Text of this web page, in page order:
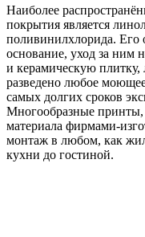
Наиболее
покрытия является
поливинилхлорида. Его
основание, уход за ним
и керамическую плитку,
разведено любое
самых долгих сроков
Многообразные принты,
материала фирмами-
монтаж в любом, как
кухни до гостиной.